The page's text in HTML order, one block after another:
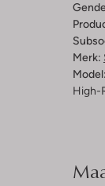
Merk:
Model:
High-